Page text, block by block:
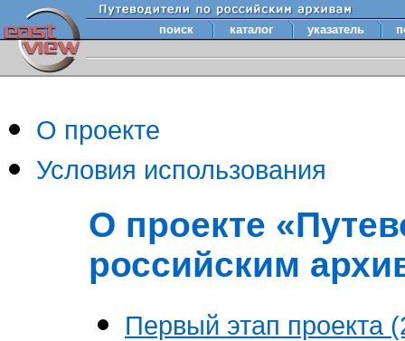
поиск каталог указатель
О проекте
Условия использования
О проекте
российским
Первый этап проекта